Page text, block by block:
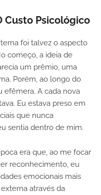
Custo Psicológico
foi talvez o aspecto
começo, a ideia de
um prêmio, uma
Porém, ao longo do
efêmera. A cada nova
Eu estava preso em
que nunca
sentia dentro de mim.
era que, ao me focar
reconhecimento, eu
emocionais mais
através da